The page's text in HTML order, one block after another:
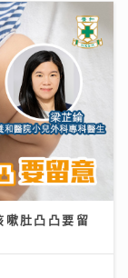
嗽肚凸凸要留